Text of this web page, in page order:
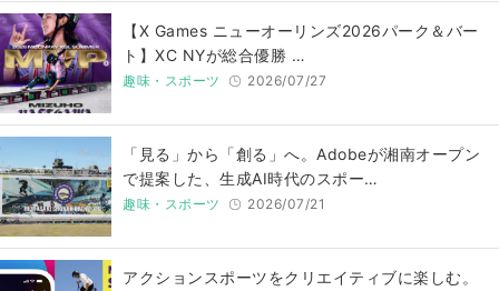
【X Games ニューオーリンズ2026パーク＆バー
ト】XC NYが総合優勝 …
趣味・スポーツ 2026/07/27
「見る」から「創る」へ。Adobeが湘南オープン
で提案した、生成AI時代のスポー…
趣味・スポーツ 2026/07/21
アクションスポーツをクリエイティブに楽しむ。